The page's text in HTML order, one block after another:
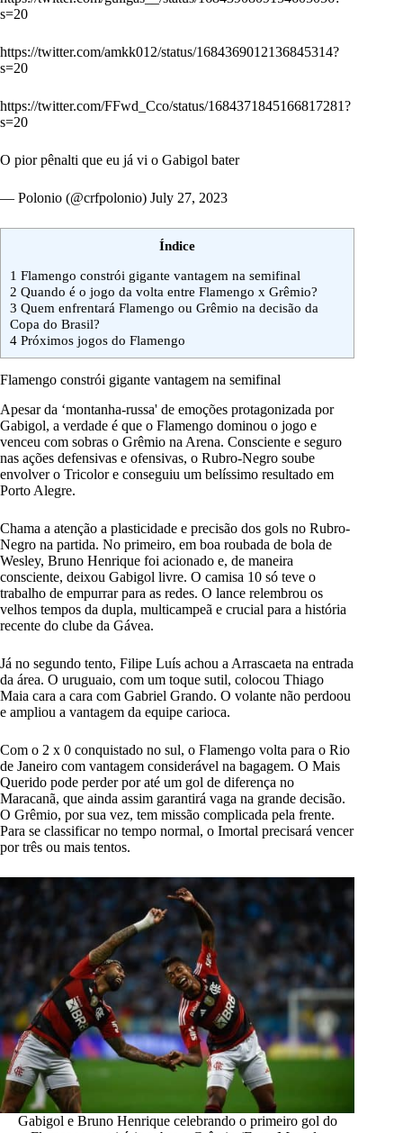
s=20
https://twitter.com/amkk012/status/1684369012136845314?
s=20
https://twitter.com/FFwd_Cco/status/1684371845166817281?
s=20
O pior pênalti que eu já vi o Gabigol bater
— Polonio (@crfpolonio) July 27, 2023
Índice
1 Flamengo constrói gigante vantagem na semifinal
2 Quando é o jogo da volta entre Flamengo x Grêmio?
3 Quem enfrentará Flamengo ou Grêmio na decisão da
Copa do Brasil?
4 Próximos jogos do Flamengo
Flamengo constrói gigante vantagem na semifinal
Apesar da ‘montanha-russa' de emoções protagonizada por
Gabigol, a verdade é que o Flamengo dominou o jogo e
venceu com sobras o Grêmio na Arena. Consciente e seguro
nas ações defensivas e ofensivas, o Rubro-Negro soube
envolver o Tricolor e conseguiu um belíssimo resultado em
Porto Alegre.
Chama a atenção a plasticidade e precisão dos gols no Rubro-
Negro na partida. No primeiro, em boa roubada de bola de
Wesley, Bruno Henrique foi acionado e, de maneira
consciente, deixou Gabigol livre. O camisa 10 só teve o
trabalho de empurrar para as redes. O lance relembrou os
velhos tempos da dupla, multicampeã e crucial para a história
recente do clube da Gávea.
Já no segundo tento, Filipe Luís achou a Arrascaeta na entrada
da área. O uruguaio, com um toque sutil, colocou Thiago
Maia cara a cara com Gabriel Grando. O volante não perdoou
e ampliou a vantagem da equipe carioca.
Com o 2 x 0 conquistado no sul, o Flamengo volta para o Rio
de Janeiro com vantagem considerável na bagagem. O Mais
Querido pode perder por até um gol de diferença no
Maracanã, que ainda assim garantirá vaga na grande decisão.
O Grêmio, por sua vez, tem missão complicada pela frente.
Para se classificar no tempo normal, o Imortal precisará vencer
por três ou mais tentos.
Gabigol e Bruno Henrique celebrando o primeiro gol do